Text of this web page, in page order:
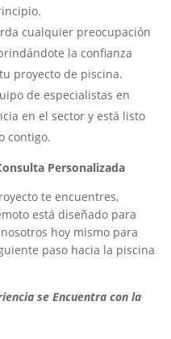
cualquier preocupación
la confianza
proyecto de piscina.
de especialistas en
en el sector y está listo
contigo.
Personalizada
te encuentres,
está diseñado para
hoy mismo para
paso hacia la piscina
se Encuentra con la